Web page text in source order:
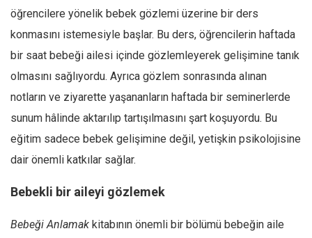
öğrencilere yönelik bebek gözlemi üzerine bir ders
konmasını istemesiyle başlar. Bu ders, öğrencilerin haftada
bir saat bebeği ailesi içinde gözlemleyerek gelişimine tanık
olmasını sağlıyordu. Ayrıca gözlem sonrasında alınan
notların ve ziyarette yaşananların haftada bir seminerlerde
sunum hâlinde aktarılıp tartışılmasını şart koşuyordu. Bu
eğitim sadece bebek gelişimine değil, yetişkin psikolojisine
dair önemli katkılar sağlar.
Bebekli bir aileyi gözlemek
Bebeği Anlamak kitabının önemli bir bölümü bebeğin aile